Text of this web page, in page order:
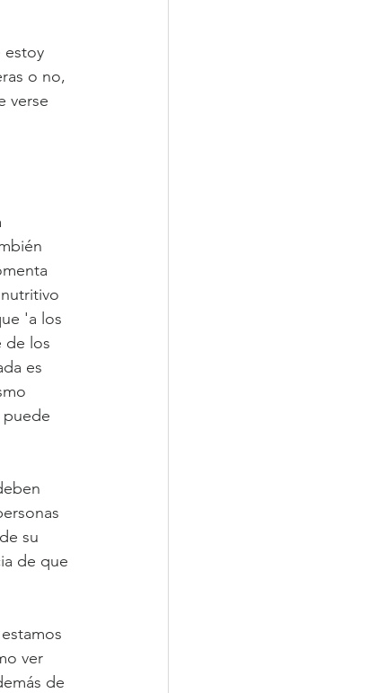
estoy
o no,
verse
'a los
de los
es
puede
su
de que
ver
de